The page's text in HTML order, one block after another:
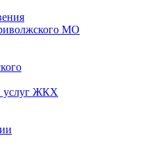
МО
услуг ЖКХ